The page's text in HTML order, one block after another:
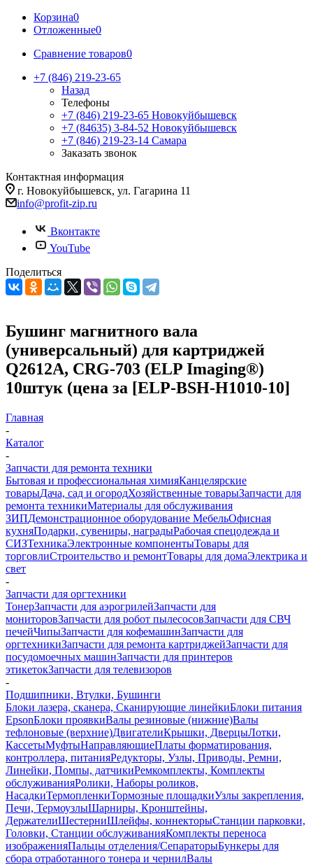
Корзина0
Отложенные0
Сравнение товаров0
+7 (846) 219-23-65
Назад
Телефоны
+7 (846) 219-23-65 Новокуйбышевск
+7 (84635) 3-84-52 Новокуйбышевск
+7 (846) 219-23-14 Самара
Заказать звонок
Контактная информация
г. Новокуйбышевск, ул. Гагарина 11
info@profit-zip.ru
Вконтакте
YouTube
Поделиться
Бушинг магнитного вала
(универсальный) для картриджей
Q2612A, CRG-703 (ELP Imaging®)
10штук (цена за [ELP-BSH-H1010-10]
Главная
-
Каталог
-
Запчасти для ремонта техники
Бытовая и профессиональная химияКанцелярские
товарыДача, сад и огородХозяйственные товарыЗапчасти для
ремонта техникиМатериалы для обслуживания
ЗИПДемонстрационное оборудование МебельОфисная
кухняПодарки, сувениры, наградыРабочая спецодежда и
СИЗТехникаЭлектронные компонентыТовары для
торговлиСтроительство и ремонтТовары для домаЭлектрика и
свет
-
Запчасти для оргтехники
ТонерЗапчасти для аэрогрилейЗапчасти для
мониторовЗапчасти для робот пылесосовЗапчасти для СВЧ
печейЧипыЗапчасти для кофемашинЗапчасти для
оргтехникиЗапчасти для ремонта картриджейЗапчасти для
посудомоечных машинЗапчасти для принтеров
этикетокЗапчасти для телевизоров
-
Подшипники, Втулки, Бушинги
Блоки лазера, сканера, Сканирующие линейкиБлоки питания
EpsonБлоки проявкиВалы резиновые (нижние)Валы
тефлоновые (верхние)ДвигателиКрышки, ДверцыЛотки,
КассетыМуфтыНаправляющиеПлаты форматирования,
контроллера, питанияРедукторы, Узлы, Приводы, Ремни,
Линейки, Помпы, датчикиРемкомплекты, Комплекты
обслуживанияРолики, Наборы роликов,
НасадкиТермопленкиТормозные площадкиУзлы закрепления,
Печи, ТермоузлыШарниры, Кронштейны,
ДержателиШестерниШлейфы, коннекторыСтанции парковки,
Головки, Станции обслуживанияКомплекты переноса
изображенияПальцы отделения/СепараторыБункеры для
сбора отработанного тонера и чернилВалы